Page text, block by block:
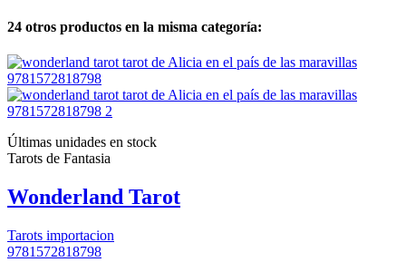
24 otros productos en la misma categoría:
Últimas unidades en stock
Tarots de Fantasia
Wonderland Tarot
Tarots importacion
9781572818798